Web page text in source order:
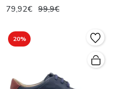
79,92€ 99,9€
20%